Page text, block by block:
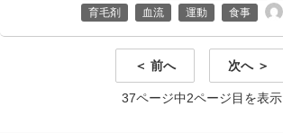
育毛剤
血流 運動 食事
＜ 前へ 次へ ＞
37ページ中2ページ目を表示